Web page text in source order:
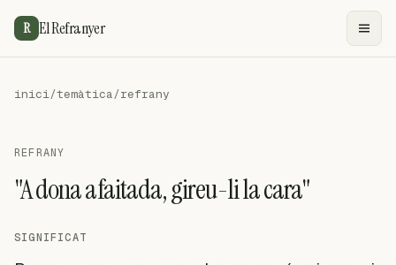
R El Refranyer
inici/temàtica/refrany
REFRANY
"A dona afaitada, gireu-li la cara"
SIGNIFICAT